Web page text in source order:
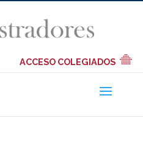
ACCESO COLEGIADOS